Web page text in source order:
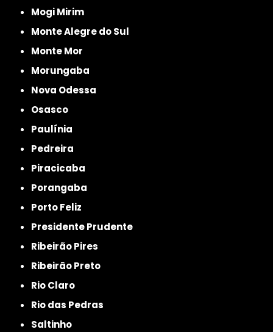
Mogi Mirim
Monte Alegre do Sul
Monte Mor
Morungaba
Nova Odessa
Osasco
Paulínia
Pedreira
Piracicaba
Porangaba
Porto Feliz
Presidente Prudente
Ribeirão Pires
Ribeirão Preto
Rio Claro
Rio das Pedras
Saltinho